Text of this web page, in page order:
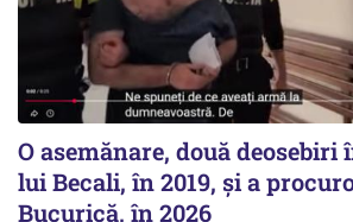
O asemănare, două deosebiri
lui Becali, în 2019, și a
Bucurică, în 2026